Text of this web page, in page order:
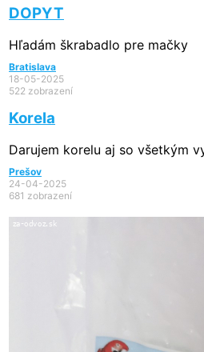
DOPYT
Hľadám škrabadlo pre mačky
Bratislava
18-05-2025
522 zobrazení
Korela
Darujem korelu aj so všetkým
Prešov
24-04-2025
681 zobrazení